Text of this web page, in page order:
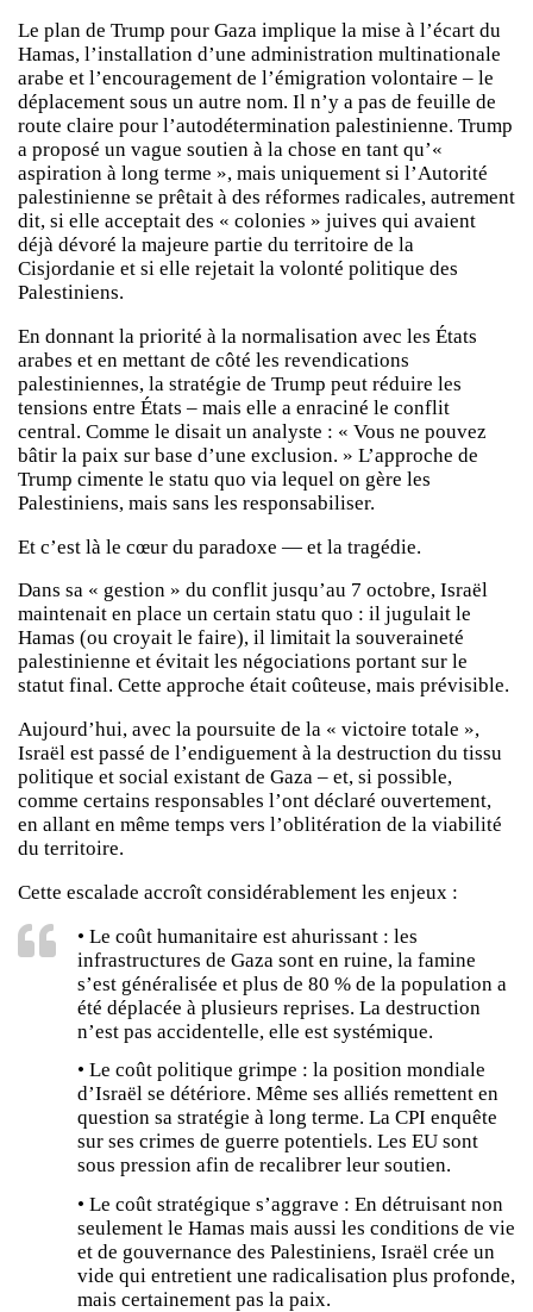
Le plan de Trump pour Gaza implique la mise à l’écart du
Hamas, l’installation d’une administration multinationale
arabe et l’encouragement de l’émigration volontaire – le
déplacement sous un autre nom. Il n’y a pas de feuille de
route claire pour l’autodétermination palestinienne. Trump
a proposé un vague soutien à la chose en tant qu’«
aspiration à long terme », mais uniquement si l’Autorité
palestinienne se prêtait à des réformes radicales, autrement
dit, si elle acceptait des « colonies » juives qui avaient
déjà dévoré la majeure partie du territoire de la
Cisjordanie et si elle rejetait la volonté politique des
Palestiniens.
En donnant la priorité à la normalisation avec les États
arabes et en mettant de côté les revendications
palestiniennes, la stratégie de Trump peut réduire les
tensions entre États – mais elle a enraciné le conflit
central. Comme le disait un analyste : « Vous ne pouvez
bâtir la paix sur base d’une exclusion. » L’approche de
Trump cimente le statu quo via lequel on gère les
Palestiniens, mais sans les responsabiliser.
Et c’est là le cœur du paradoxe — et la tragédie.
Dans sa « gestion » du conflit jusqu’au 7 octobre, Israël
maintenait en place un certain statu quo : il jugulait le
Hamas (ou croyait le faire), il limitait la souveraineté
palestinienne et évitait les négociations portant sur le
statut final. Cette approche était coûteuse, mais prévisible.
Aujourd’hui, avec la poursuite de la « victoire totale »,
Israël est passé de l’endiguement à la destruction du tissu
politique et social existant de Gaza – et, si possible,
comme certains responsables l’ont déclaré ouvertement,
en allant en même temps vers l’oblitération de la viabilité
du territoire.
Cette escalade accroît considérablement les enjeux :
• Le coût humanitaire est ahurissant : les
infrastructures de Gaza sont en ruine, la famine
s’est généralisée et plus de 80 % de la population a
été déplacée à plusieurs reprises. La destruction
n’est pas accidentelle, elle est systémique.
• Le coût politique grimpe : la position mondiale
d’Israël se détériore. Même ses alliés remettent en
question sa stratégie à long terme. La CPI enquête
sur ses crimes de guerre potentiels. Les EU sont
sous pression afin de recalibrer leur soutien.
• Le coût stratégique s’aggrave : En détruisant non
seulement le Hamas mais aussi les conditions de vie
et de gouvernance des Palestiniens, Israël crée un
vide qui entretient une radicalisation plus profonde,
mais certainement pas la paix.